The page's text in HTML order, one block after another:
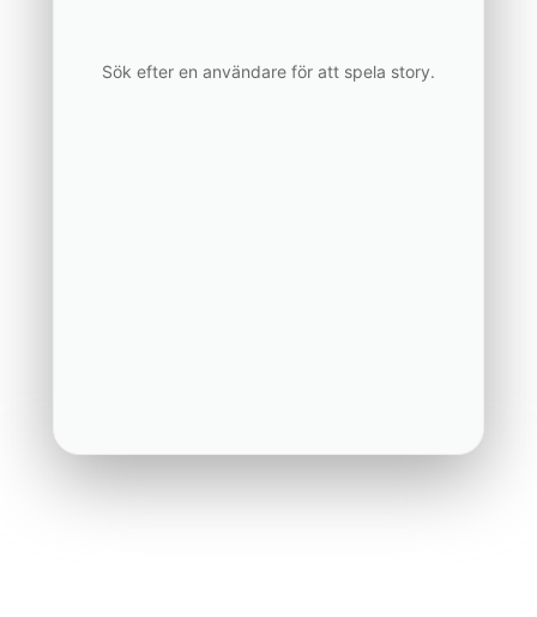
Sök efter en användare för att spela story.